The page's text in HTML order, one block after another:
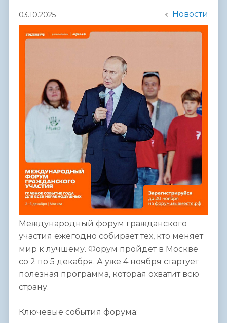
03.10.2025 Новости
Международный форум гражданского
участия ежегодно собирает тех, кто меняет
мир к лучшему. Форум пройдет в Москве
со 2 по 5 декабря. А уже 4 ноября стартует
полезная программа, которая охватит всю
страну.
Ключевые события форума: